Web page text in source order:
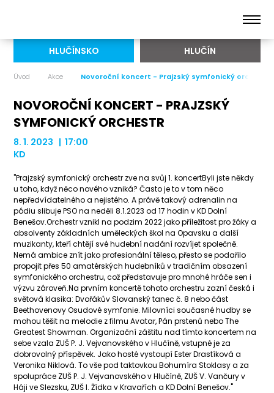
HLUČÍNSKO HLUČÍN
Úvod Akce Novoroční koncert - Prajzský symfonický orchestr
NOVOROČNÍ KONCERT - PRAJZSKÝ
SYMFONICKÝ ORCHESTR
8. 1. 2023 | 17:00
KD
"Prajzský symfonický orchestr zve na svůj 1. koncertByli jste někdy
u toho, když něco nového vzniká? Často je to v tom něco
nepředvídatelného a nejistého. A právě takový adrenalin na
pódiu slibuje PSO na neděli 8.1.2023 od 17 hodin v KD Dolní
Benešov.Orchestr vznikl na podzim 2022 jako příležitost pro žáky a
absolventy základních uměleckých škol na Opavsku a další
muzikanty, kteří chtějí své hudební nadání rozvíjet společně.
Nemá ambice znít jako profesionální těleso, přesto se podařilo
propojit přes 50 amatérských hudebníků v tradičním obsazení
symfonického orchestru, což představuje pro mnohé hráče sen i
výzvu zároveň.Na prvním koncertě tohoto orchestru zazní česká i
světová klasika: Dvořákův Slovanský tanec č. 8 nebo část
Beethovenovy Osudové symfonie. Milovníci současné hudby se
mohou těšit na melodie z filmu Avatar, Pán prstenů nebo The
Greatest Showman. Organizační záštitu nad tímto koncertem na
sebe vzala ZUŠ P. J. Vejvanovského v Hlučíně, vstupné je za
dobrovolný příspěvek. Jako hosté vystoupí Ester Drastíková a
Veronika Niklová. To vše pod taktovkou Bohumíra Stoklasy a za
spolupráce ZUŠ P. J. Vejvanovského v Hlučíně, ZUŠ V. Vančury v
Háji ve Slezsku, ZUŠ I. Žídka v Kravařích a KD Dolní Benešov."